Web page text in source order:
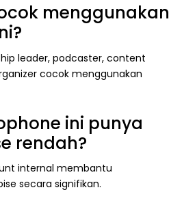
menggunakan
leader, podcaster, content
cocok menggunakan
ini punya
rendah?
internal membantu
secara signifikan.